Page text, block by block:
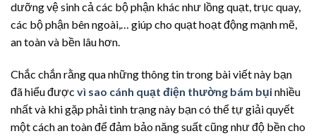
dưỡng vệ sinh cả các bộ phận khác như lồng quạt, trục quay,
các bộ phận bên ngoài,… giúp cho quạt hoạt động mạnh mẽ,
an toàn và bền lâu hơn.
Chắc chắn rằng qua những thông tin trong bài viết này bạn
đã hiểu được vì sao cánh quạt điện thường bám bụinhiều
nhất và khi gặp phải tình trạng này bạn có thể tự giải quyết
một cách an toàn để đảm bảo năng suất cũng như độ bền cho